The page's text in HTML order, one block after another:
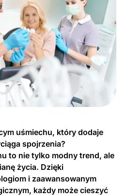
uśmiechu, który dodaje
spojrzenia?
to nie tylko modny trend, ale
życia. Dzięki
i zaawansowanym
każdy może cieszyć